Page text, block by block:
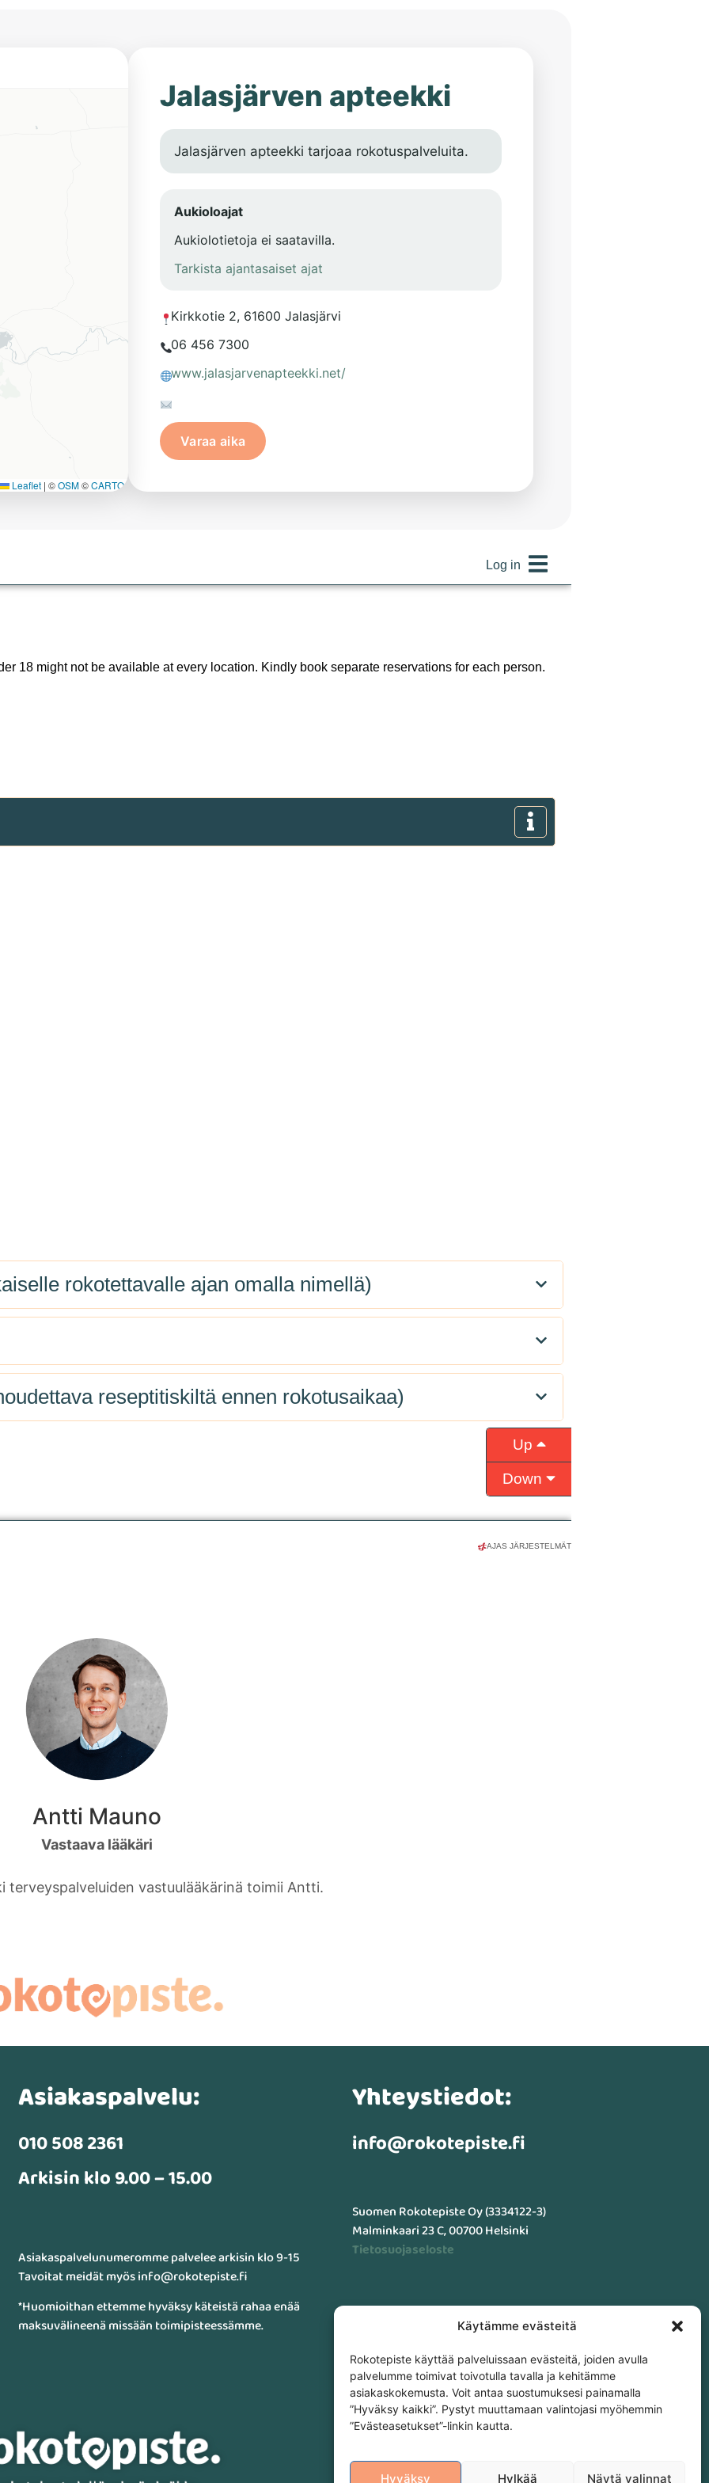
Käytämme evästeitä
Rokotepiste käyttää palveluissaan evästeitä, joiden avulla
palvelumme toimivat toivotulla tavalla ja kehitämme
asiakaskokemusta. Voit antaa suostumuksesi painamalla
”Hyväksy kaikki”. Pystyt muuttamaan valintojasi myöhemmin
”Evästeasetukset”-linkin kautta.
Hyväksy Hylkää Näytä valinnat
Leaflet | ©OSM©CARTO
Jalasjärven apteekki
Jalasjärven apteekki tarjoaa rokotuspalveluita.
Aukioloajat
Aukiolotietoja ei saatavilla.
Tarkista ajantasaiset ajat
Kirkkotie 2, 61600 Jalasjärvi
06 456 7300
www.jalasjarvenapteekki.net/
Varaa aika
AJAS JÄRJESTELMÄT
Antti Mauno
Vastaava lääkäri
terveyspalveluiden vastuulääkärinä toimii Antti.
Asiakaspalvelu:
010 508 2361
Arkisin klo 9.00 – 15.00
Asiakaspalvelunumeromme palvelee arkisin klo 9-15
Tavoitat meidät myös info@rokotepiste.fi
*Huomioithan ettemme hyväksy käteistä rahaa enää
maksuvälineenä missään toimipisteessämme.
Yhteystiedot:
info@rokotepiste.fi
Suomen Rokotepiste Oy (3334122-3)
Malminkaari 23 C, 00700 Helsinki
Tietosuojaseloste